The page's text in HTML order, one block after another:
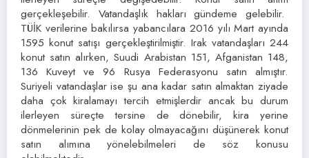
gerçekleşebilir. Vatandaşlık hakları gündeme gelebilir.
TÜİK verilerine bakılırsa yabancılara 2016 yılı Mart ayında
1595 konut satışı gerçekleştirilmiştir. Irak vatandaşları 244
konut satın alırken, Suudi Arabistan 151, Afganistan 148,
136 Kuveyt ve 96 Rusya Federasyonu satın almıştır.
Suriyeli vatandaşlar ise şu ana kadar satın almaktan ziyade
daha çok kiralamayı tercih etmişlerdir ancak bu durum
ilerleyen süreçte tersine de dönebilir, kira yerine
dönmelerinin pek de kolay olmayacağını düşünerek konut
satın alımına yönelebilmeleri de söz konusu